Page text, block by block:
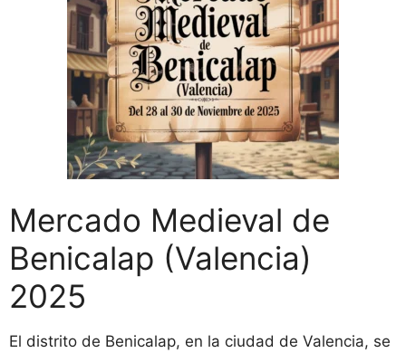
Mercado Medieval de
Benicalap (Valencia)
2025
El distrito de Benicalap, en la ciudad de Valencia, se